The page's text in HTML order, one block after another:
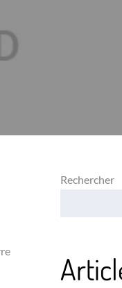
Rechercher